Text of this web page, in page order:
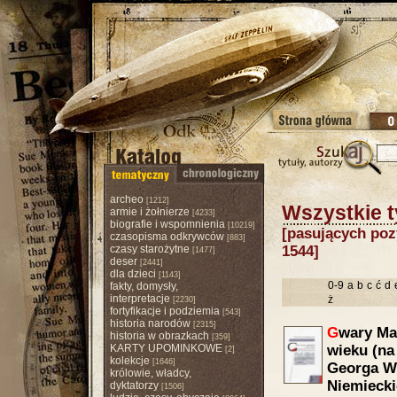
archeo [1212]
armie i żołnierze [4233]
biografie i wspomnienia[10219]
czasopisma odkrywców[883]
czasy starożytne [1477]
deser[2441]
dla dzieci [1143]
fakty, domysły,
interpretacje [2230]
fortyfikacje i podziemia[543]
historia narodów[2315]
historia w obrazkach [359]
KARTY UPOMINKOWE[2]
kolekcje [1646]
królowie, władcy,
dyktatorzy[1506]
Wszystkie
[pasujących
1544]
0-9 a b c ć d
ż
Gwary
wieku
Georga